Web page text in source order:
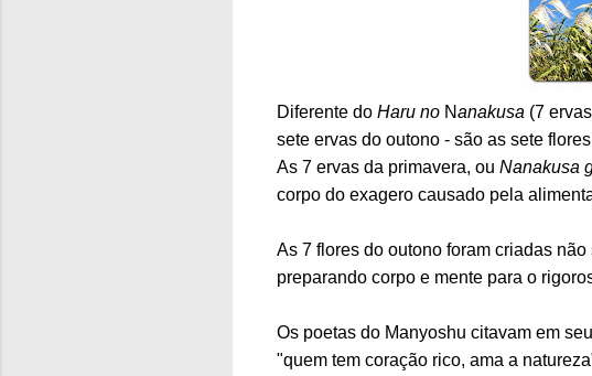
Diferente do Haru no Nanakusa (7
sete ervas do outono - são as sete
As 7 ervas da primavera, ou Nanakusa
corpo do exagero causado pela
As 7 flores do outono foram criadas
preparando corpo e mente para o
Os poetas do Manyoshu citavam em
"quem tem coração rico, ama a